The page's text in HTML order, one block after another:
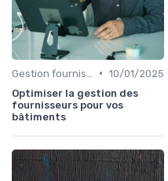
• 10/01/2025
Optimiser la gestion des
fournisseurs pour vos
bâtiments